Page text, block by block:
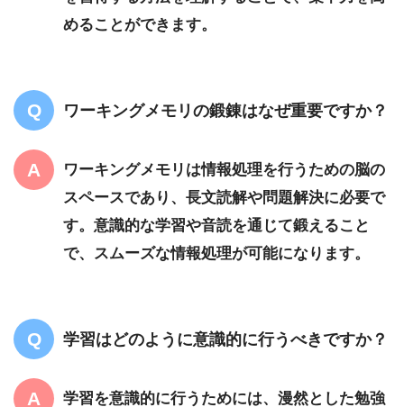
めることができます。
ワーキングメモリの鍛錬はなぜ重要ですか？
ワーキングメモリは情報処理を行うための脳の
スペースであり、長文読解や問題解決に必要で
す。意識的な学習や音読を通じて鍛えること
で、スムーズな情報処理が可能になります。
学習はどのように意識的に行うべきですか？
学習を意識的に行うためには、漫然とした勉強